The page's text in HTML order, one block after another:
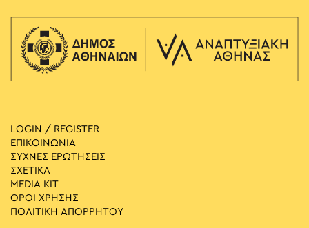
LOGIN / REGISTER
ΕΠΙΚΟΙΝΩΝΙΑ
ΣΥΧΝΕΣ ΕΡΩΤΗΣΕΙΣ
ΣΧΕΤΙΚΑ
MEDIA ΚIT
ΟΡΟΙ ΧΡΗΣΗΣ
ΠΟΛΙΤΙΚΗ ΑΠΟΡΡΗΤΟΥ